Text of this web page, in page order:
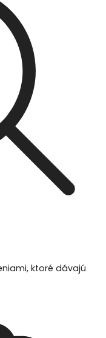
ktoré dávajú